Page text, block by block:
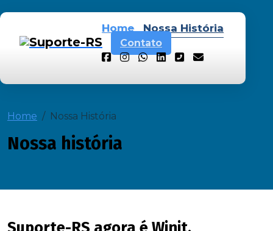
Home Nossa História
Contato
Home Nossa História
Nossa história